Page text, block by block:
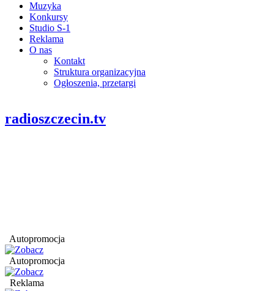
Muzyka
Konkursy
Studio S-1
Reklama
O nas
Kontakt
Struktura organizacyjna
Ogłoszenia, przetargi
radioszczecin.tv
Autopromocja
Autopromocja
Reklama